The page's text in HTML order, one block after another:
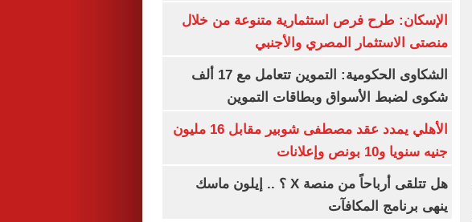
الإسكان: طرح فرص استثمارية متنوعة من خلال
منصتى الاستثمار المصري والأجنبي
الشكاوى الحكومية: التموين تتعامل مع 17 ألف
شكوى لضبط الأسواق وبطاقات التموين
الأهلي يمدد عقد مصطفى شوبير مقابل 16 مليون
جنيه سنويا و10 بونص وإعلانات
هل تتلقى أرباحاً من منصة X ؟ .. إيلون ماسك
ينهى برنامج المكافآت